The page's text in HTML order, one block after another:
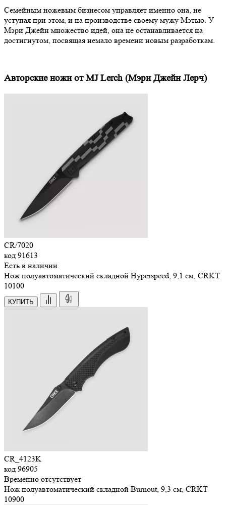
Семейным ножевым бизнесом управляет именно она, не
уступая при этом, и на производстве своему мужу Мэтью. У
Мэри Джейн множество идей, она не останавливается на
достигнутом, посвящая немало времени новым разработкам.
Авторские ножи от MJ Lerch (Мэри Джейн Лерч)
CR/7020
код 91613
Есть в наличии
Нож полуавтоматический складной Hyperspeed, 9,1 см, CRKT
10100
КУПИТЬ
CR_4123K
код 96905
Временно отсутствует
Нож полуавтоматический складной Burnout, 9,3 см, CRKT
10900